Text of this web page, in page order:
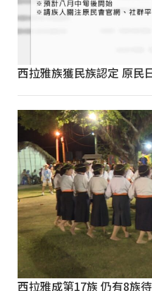
西拉雅族獲民族認定 原民
西拉雅成第17族 仍有8族